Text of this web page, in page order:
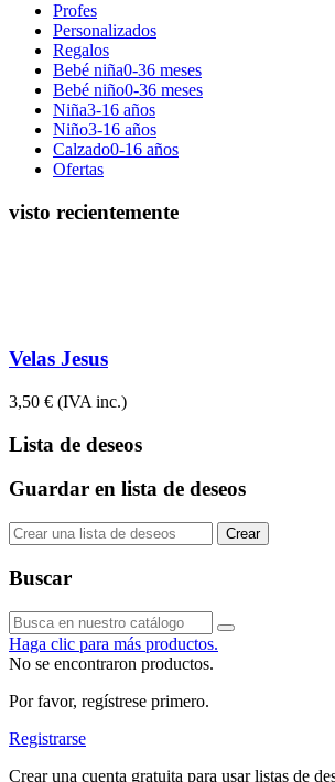
Profes
Personalizados
Regalos
Bebé niña0-36 meses
Bebé niño0-36 meses
Niña3-16 años
Niño3-16 años
Calzado0-16 años
Ofertas
visto recientemente
Velas Jesus
3,50 € (IVA inc.)
Lista de deseos
Guardar en lista de deseos
Crear
Buscar
Haga clic para más productos.
No se encontraron productos.
Por favor, regístrese primero.
Registrarse
Crear una cuenta gratuita para usar listas de